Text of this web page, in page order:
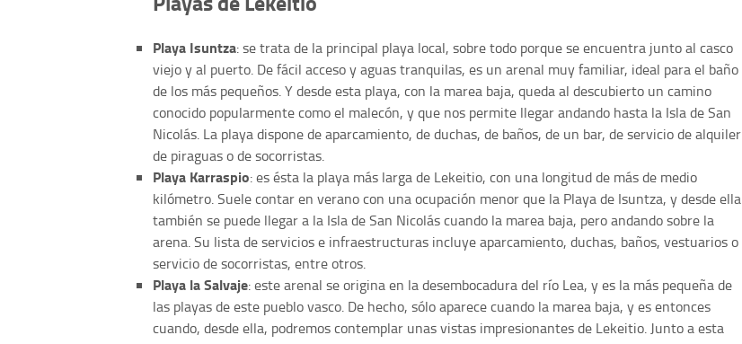
Playa Isuntza: se trata de la principal playa local, sobre todo porque se encuentra junto al casco
viejo y al puerto. De fácil acceso y aguas tranquilas, es un arenal muy familiar, ideal para el baño
de los más pequeños. Y desde esta playa, con la marea baja, queda al descubierto un camino
conocido popularmente como el malecón, y que nos permite llegar andando hasta la Isla de San
Nicolás. La playa dispone de aparcamiento, de duchas, de baños, de un bar, de servicio de alquiler
de piraguas o de socorristas.
Playa Karraspio: es ésta la playa más larga de Lekeitio, con una longitud de más de medio
kilómetro. Suele contar en verano con una ocupación menor que la Playa de Isuntza, y desde ella
también se puede llegar a la Isla de San Nicolás cuando la marea baja, pero andando sobre la
arena. Su lista de servicios e infraestructuras incluye aparcamiento, duchas, baños, vestuarios o
servicio de socorristas, entre otros.
Playa la Salvaje: este arenal se origina en la desembocadura del río Lea, y es la más pequeña de
las playas de este pueblo vasco. De hecho, sólo aparece cuando la marea baja, y es entonces
cuando, desde ella, podremos contemplar unas vistas impresionantes de Lekeitio. Junto a esta